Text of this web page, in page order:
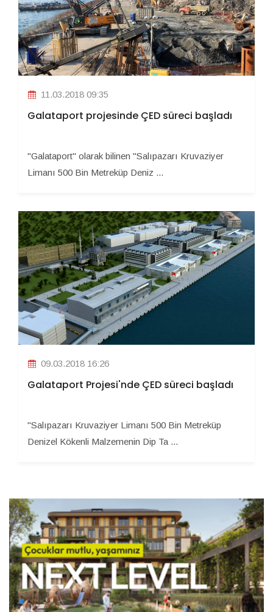
11.03.2018 09:35
Galataport projesinde ÇED süreci başladı
"Galataport" olarak bilinen "Salıpazarı Kruvaziyer
Limanı 500 Bin Metreküp Deniz ...
09.03.2018 16:26
Galataport Projesi'nde ÇED süreci başladı
"Salıpazarı Kruvaziyer Limanı 500 Bin Metreküp
Denizel Kökenli Malzemenin Dip Ta ...